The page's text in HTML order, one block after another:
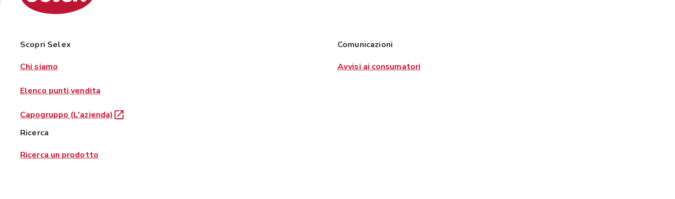
Scopri Selex
Chi siamo
Elenco punti vendita
Capogruppo (L'azienda)
Comunicazioni
Avvisi ai consumatori
Ricerca
Ricerca un prodotto